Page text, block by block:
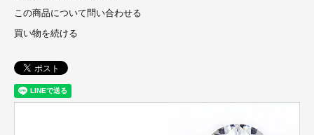
この商品について問い合わせる
買い物を続ける